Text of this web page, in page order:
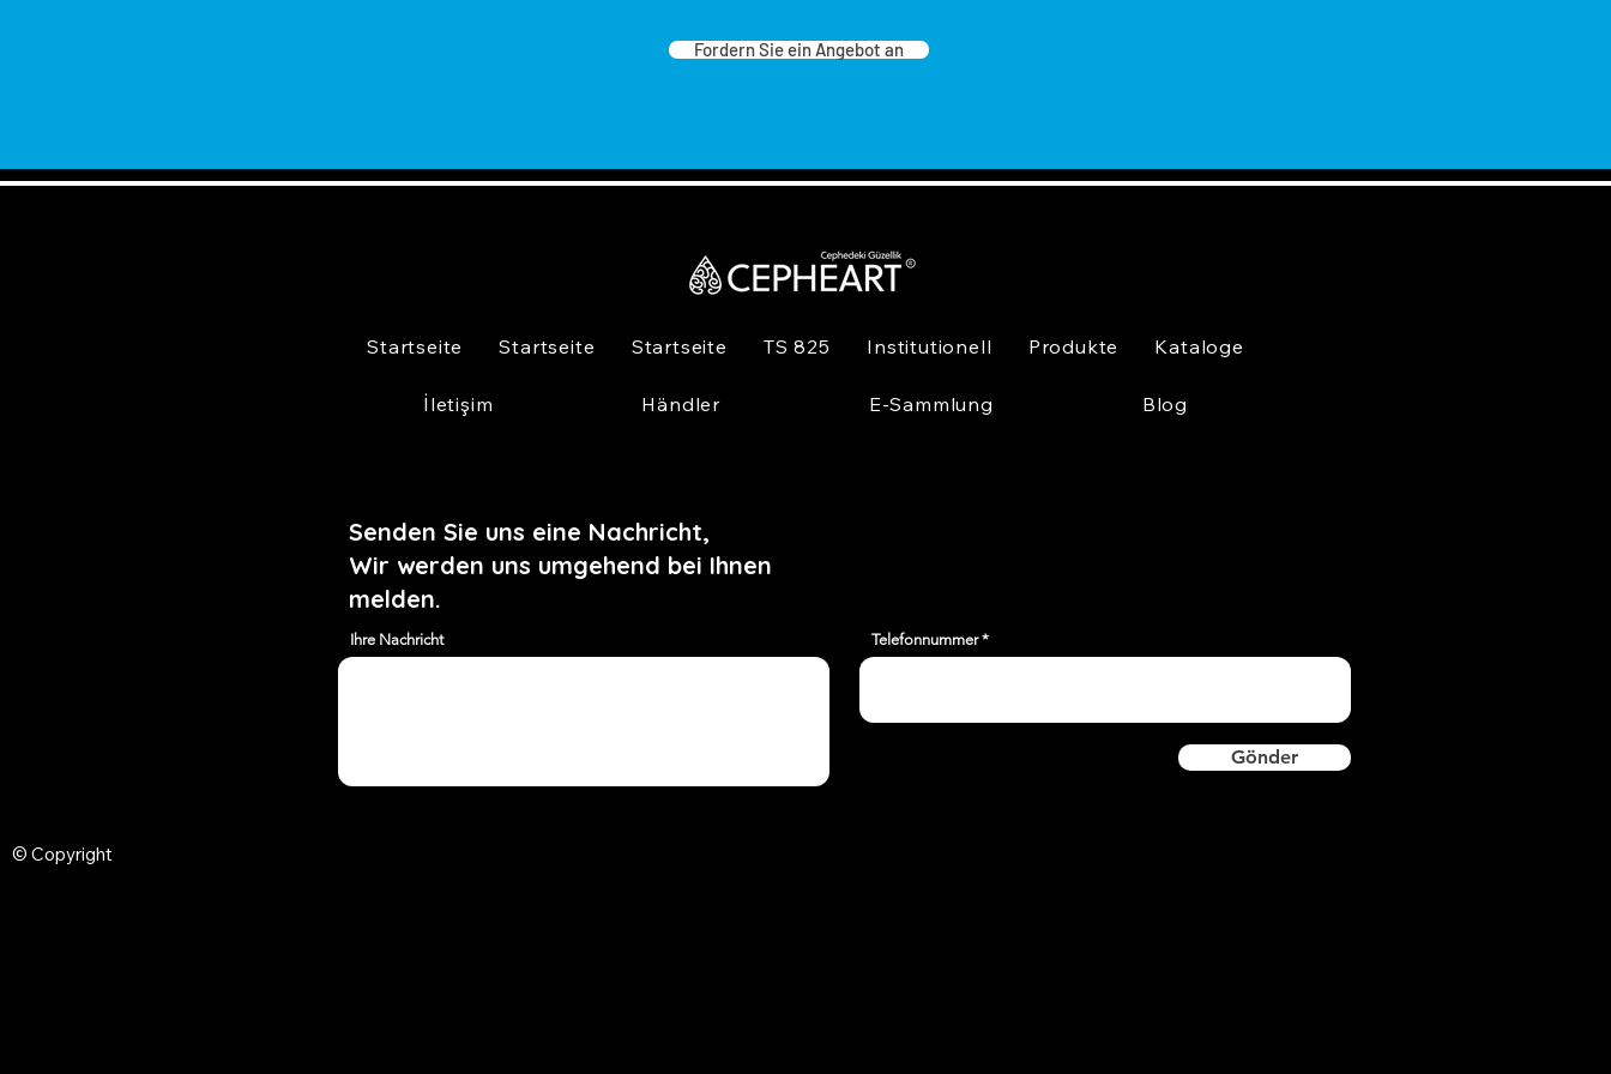
Fordern Sie ein Angebot an
Startseite Startseite Startseite TS 825 Institutionell Produkte Kataloge
İletişim Händler E-Sammlung Blog
Senden Sie uns eine Nachricht,
Wir werden uns umgehend bei Ihnen
melden.
Ihre Nachricht Telefonnummer
Gönder
© Copyright